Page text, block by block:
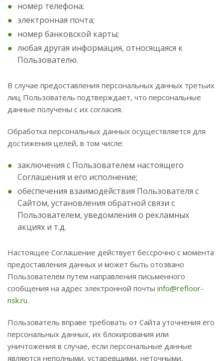
номер телефона;
электронная почта;
номер банковской карты;
любая другая информация, относящаяся к
Пользователю.
В случае предоставления персональных данных третьих
лиц Пользователь подтверждает, что персональные
данные получены с их согласия.
Обработка персональных данных осуществляется для
достижения целей, в том числе:
заключения с Пользователем настоящего
Соглашения и его исполнение;
обеспечения взаимодействия Пользователя с
Сайтом, установления обратной связи с
Пользователем, уведомления о рекламных
акциях и т.д.
Настоящее Соглашение действует бессрочно с момента
предоставления данных и может быть отозвано
Пользователем путем направления письменного
сообщения на адрес электронной почты info@refloor-
nsk.ru.
Пользователь вправе требовать от Сайта уточнения его
персональных данных, их блокирования или
уничтожения в случае, если персональные данные
являются неполными, устаревшими, неточными,